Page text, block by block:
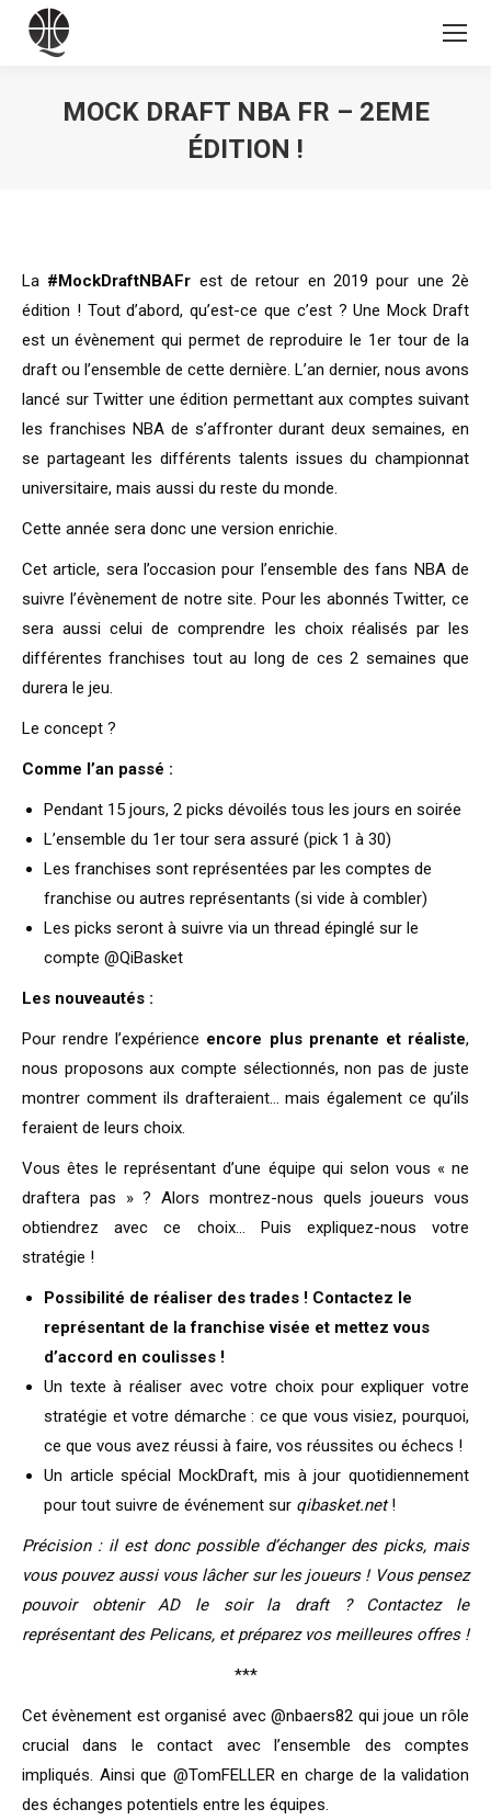
MOCK DRAFT NBA FR – 2EME
ÉDITION !
La #MockDraftNBAFr est de retour en 2019 pour une 2è
édition ! Tout d’abord, qu’est-ce que c’est ? Une Mock Draft
est un évènement qui permet de reproduire le 1er tour de la
draft ou l’ensemble de cette dernière. L’an dernier, nous avons
lancé sur Twitter une édition permettant aux comptes suivant
les franchises NBA de s’affronter durant deux semaines, en
se partageant les différents talents issues du championnat
universitaire, mais aussi du reste du monde.
Cette année sera donc une version enrichie.
Cet article, sera l’occasion pour l’ensemble des fans NBA de
suivre l’évènement de notre site. Pour les abonnés Twitter, ce
sera aussi celui de comprendre les choix réalisés par les
différentes franchises tout au long de ces 2 semaines que
durera le jeu.
Le concept ?
Comme l’an passé :
Pendant 15 jours, 2 picks dévoilés tous les jours en soirée
L’ensemble du 1er tour sera assuré (pick 1 à 30)
Les franchises sont représentées par les comptes de
franchise ou autres représentants (si vide à combler)
Les picks seront à suivre via un thread épinglé sur le
compte @QiBasket
Les nouveautés :
Pour rendre l’expérience encore plus prenante et réaliste,
nous proposons aux compte sélectionnés, non pas de juste
montrer comment ils drafteraient… mais également ce qu’ils
feraient de leurs choix.
Vous êtes le représentant d’une équipe qui selon vous « ne
draftera pas » ? Alors montrez-nous quels joueurs vous
obtiendrez avec ce choix… Puis expliquez-nous votre
stratégie !
Possibilité de réaliser des trades ! Contactez le
représentant de la franchise visée et mettez vous
d’accord en coulisses !
Un texte à réaliser avec votre choix pour expliquer votre
stratégie et votre démarche : ce que vous visiez, pourquoi,
ce que vous avez réussi à faire, vos réussites ou échecs !
Un article spécial MockDraft, mis à jour quotidiennement
pour tout suivre de événement sur qibasket.net!
Précision : il est donc possible d’échanger des picks, mais
vous pouvez aussi vous lâcher sur les joueurs ! Vous pensez
pouvoir obtenir AD le soir la draft ? Contactez le
représentant des Pelicans, et préparez vos meilleures offres !
***
Cet évènement est organisé avec @nbaers82 qui joue un rôle
crucial dans le contact avec l’ensemble des comptes
impliqués. Ainsi que @TomFELLER en charge de la validation
des échanges potentiels entre les équipes.